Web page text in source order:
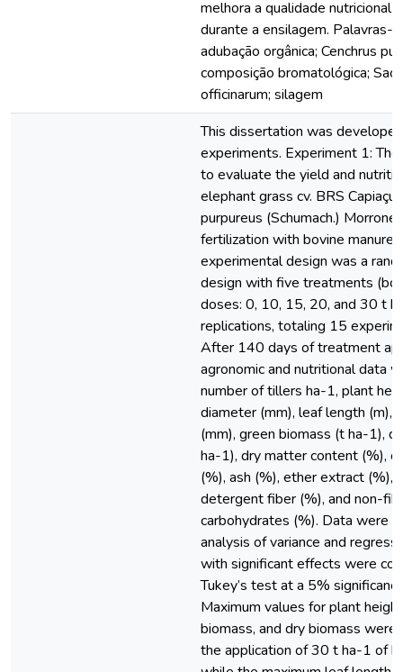
melhora a qualidade nutricional
durante a ensilagem. Palavras-
adubação orgânica; Cenchrus
composição bromatológica;
officinarum; silagem
This dissertation was
experiments. Experiment 1:
to evaluate the yield and
elephant grass cv. BRS Capiaçu
purpureus (Schumach.)
fertilization with bovine manure.
experimental design was a
design with five treatments
doses: 0, 10, 15, 20, and 30 t
replications, totaling 15
After 140 days of treatment
agronomic and nutritional data
number of tillers ha-1, plant
diameter (mm), leaf length (m),
(mm), green biomass (t ha-1),
ha-1), dry matter content (%),
(%), ash (%), ether extract (%),
detergent fiber (%), and non-
carbohydrates (%). Data were
analysis of variance and
with significant effects were
Tukey’s test at a 5%
Maximum values for plant
biomass, and dry biomass
the application of 30 t ha-1 of